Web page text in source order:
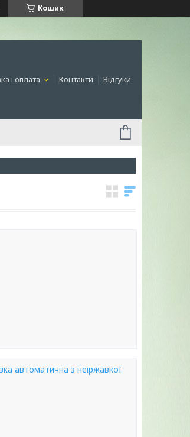
Кошик
і оплата Контакти Відгуки
автоматична з неіржавкої